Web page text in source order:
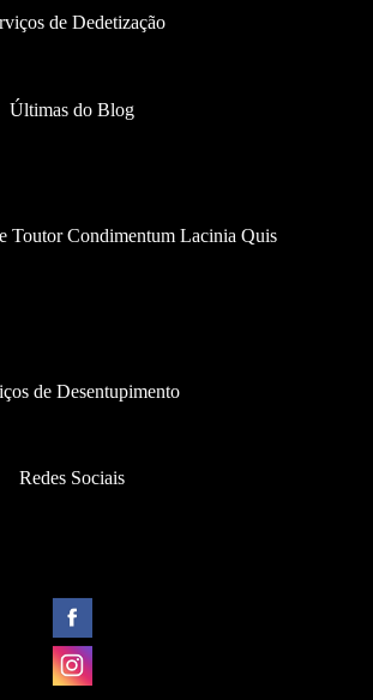
de Dedetização
Últimas do Blog
Toutor Condimentum Lacinia Quis
de Desentupimento
Redes Sociais